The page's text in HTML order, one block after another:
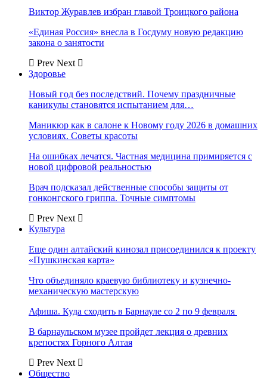
Виктор Журавлев избран главой Троицкого района
«Единая Россия» внесла в Госдуму новую редакцию
закона о занятости
Prev Next
Здоровье
Новый год без последствий. Почему праздничные
каникулы становятся испытанием для…
Маникюр как в салоне к Новому году 2026 в домашних
условиях. Советы красоты
На ошибках лечатся. Частная медицина примиряется с
новой цифровой реальностью
Врач подсказал действенные способы защиты от
гонконгского гриппа. Точные симптомы
Prev Next
Культура
Еще один алтайский кинозал присоединился к проекту
«Пушкинская карта»
Что объединяло краевую библиотеку и кузнечно-
механическую мастерскую
Афиша. Куда сходить в Барнауле со 2 по 9 февраля
В барнаульском музее пройдет лекция о древних
крепостях Горного Алтая
Prev Next
Общество